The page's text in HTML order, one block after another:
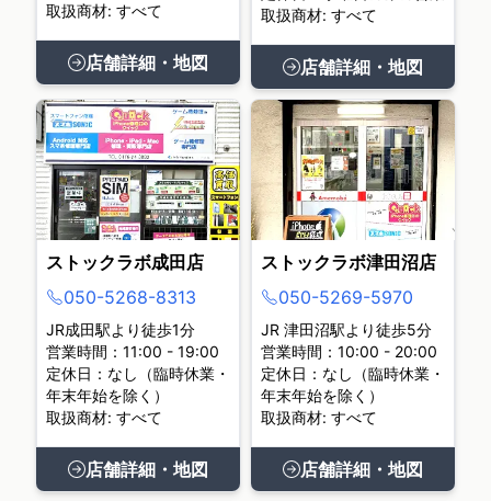
取扱商材: すべて
店舗詳細・地図
取扱商材: すべて
店舗詳細・地図
ストックラボ成田店
050-5268-8313
JR成田駅より徒歩1分
営業時間：11:00 - 19:00
定休日：なし（臨時休業・
年末年始を除く）
取扱商材: すべて
店舗詳細・地図
ストックラボ津田沼店
050-5269-5970
JR 津田沼駅より徒歩5分
営業時間：10:00 - 20:00
定休日：なし（臨時休業・
年末年始を除く）
取扱商材: すべて
店舗詳細・地図